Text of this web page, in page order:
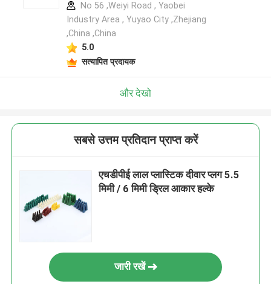
No 56 ,Weiyi Road , Yaobei
Industry Area , Yuyao City ,Zhejiang
,China ,China
5.0
सत्यापित प्रदायक
और देखो
सबसे उत्तम प्रतिदान प्राप्त करें
एचडीपीई लाल प्लास्टिक दीवार प्लग 5.5
मिमी / 6 मिमी ड्रिल आकार हल्के
जारी रखें